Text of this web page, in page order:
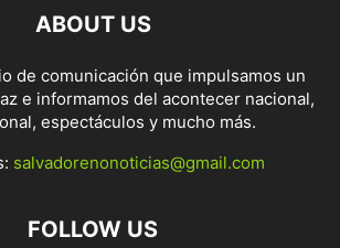
ABOUT US
de comunicación que impulsamos un
e informamos del acontecer nacional,
espectáculos y mucho más.
salvadorenonoticias@gmail.com
FOLLOW US